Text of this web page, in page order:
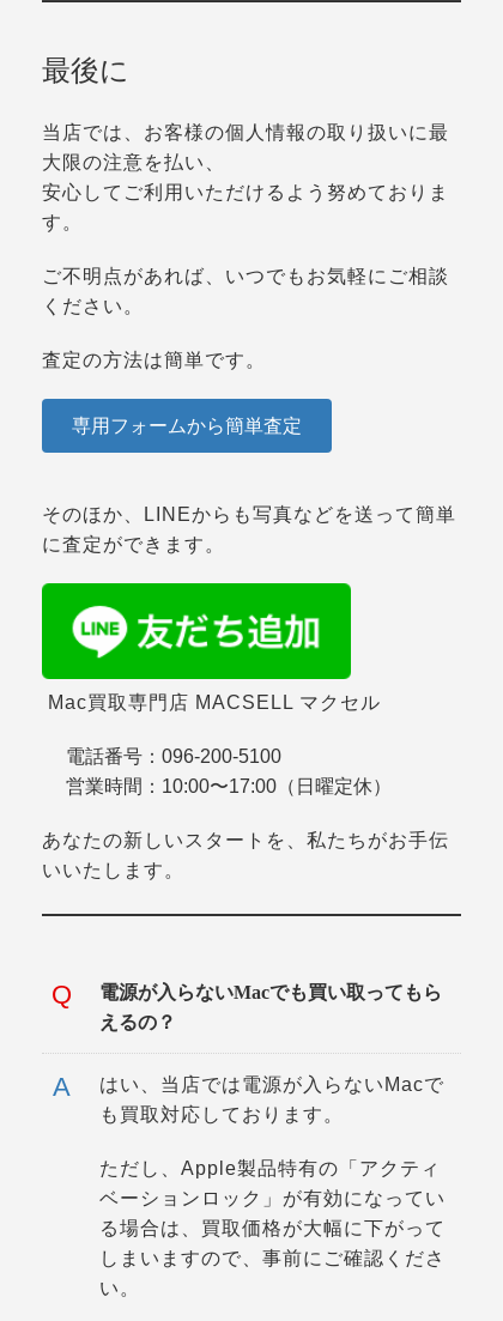
最後に
当店では、お客様の個人情報の取り扱いに最
大限の注意を払い、
安心してご利用いただけるよう努めておりま
す。
ご不明点があれば、いつでもお気軽にご相談
ください。
査定の方法は簡単です。
専用フォームから簡単査定
そのほか、LINEからも写真などを送って簡単
に査定ができます。
Mac買取専門店 MACSELL マクセル
電話番号 ：096-200-5100
営業時間 ：10:00〜17:00（日曜定休）
あなたの新しいスタートを、私たちがお手伝
いいたします。
電源が入らないMacでも買い取ってもら
えるの？
はい、当店では電源が入らないMacで
も買取対応しております。
ただし、Apple製品特有の「アクティ
ベーションロック」が有効になってい
る場合は、買取価格が大幅に下がって
しまいますので、事前にご確認くださ
い。